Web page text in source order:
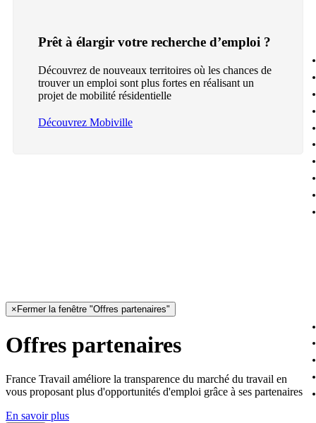
Prêt à élargir votre recherche d’emploi ?
Découvrez de nouveaux territoires où les chances de
trouver un emploi sont plus fortes en réalisant un
projet de mobilité résidentielle
Découvrez Mobiville
× Fermer la fenêtre "Offres partenaires"
Offres partenaires
France Travail améliore la transparence du marché du travail en
vous proposant plus d'opportunités d'emploi grâce à ses partenaires
En savoir plus